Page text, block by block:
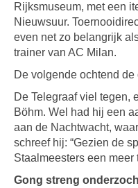
Rijksmuseum, met een
Nieuwsuur.
even net zo belangrijk
trainer van AC Milan.
De volgende ochtend de
De Telegraaf viel tegen,
Böhm. Wel had hij een
aan de Nachtwacht,
schreef hij: “Gezien de
Staalmeesters een meer
Gong streng